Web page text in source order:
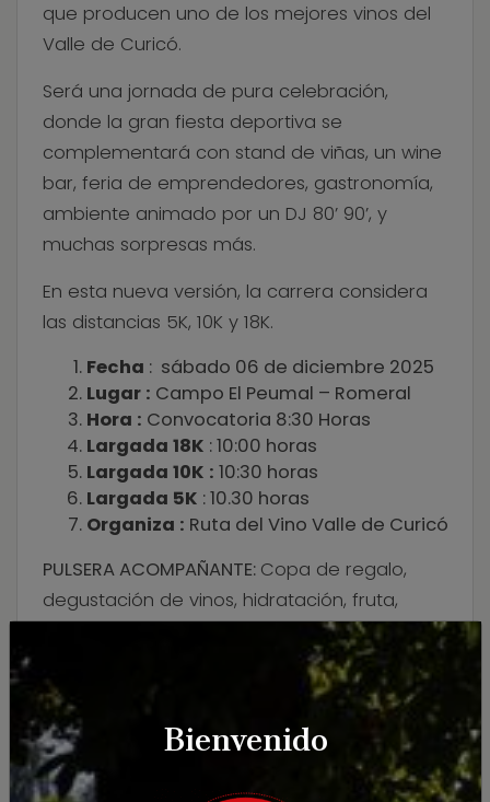
Bienvenido
que producen uno de los mejores vinos del
Valle de Curicó.
Será una jornada de pura celebración,
donde la gran fiesta deportiva se
complementará con stand de viñas, un wine
bar, feria de emprendedores, gastronomía,
ambiente animado por un DJ 80’ 90’, y
muchas sorpresas más.
En esta nueva versión, la carrera considera
las distancias 5K, 10K y 18K.
Fecha : sábado 06 de diciembre 2025
Lugar : Campo El Peumal – Romeral
Hora : Convocatoria 8:30 Horas
Largada 18K : 10:00 horas
Largada 10K : 10:30 horas
Largada 5K : 10.30 horas
Organiza : Ruta del Vino Valle de Curicó
PULSERA ACOMPAÑANTE: Copa de regalo,
degustación de vinos, hidratación, fruta,
tallarinata, autorizados para estar en el área
de premiación, DJ en vivo, venta de vinos
con descuento